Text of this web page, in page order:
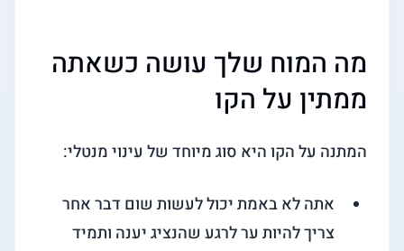
מה המוח שלך עושה כשאתה
ממתין על הקו
המתנה על הקו היא סוג מיוחד של עינוי מנטלי:
אתה לא באמת יכול לעשות שום דבר אחר
צריך להיות ער לרגע שהנציג יענה ותמיד